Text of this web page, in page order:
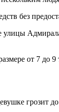
без
от 7 до
грозит